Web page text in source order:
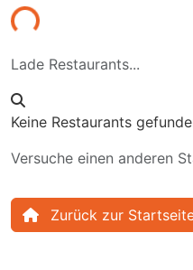
Lade Restaurants...
Keine Restaurants
Versuche einen anderen
Zurück zur